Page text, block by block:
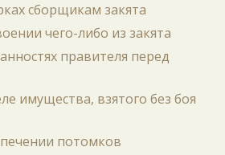
сборщикам закята
чего-либо из закята
правителя перед
имущества, взятого без боя
потомков